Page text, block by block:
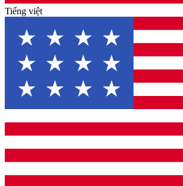
Tiếng việt